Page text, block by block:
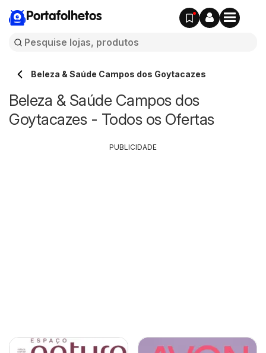
Portafolhetos
Beleza & Saúde Campos dos Goytacazes
Beleza & Saúde Campos dos
Goytacazes - Todos os Ofertas
PUBLICIDADE